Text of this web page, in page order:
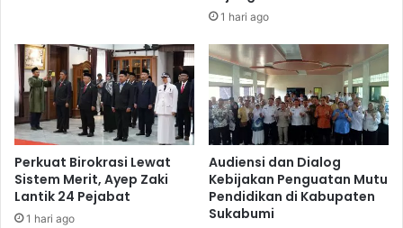
1 hari ago
Perkuat Birokrasi Lewat
Sistem Merit, Ayep Zaki
Lantik 24 Pejabat
1 hari ago
Audiensi dan Dialog
Kebijakan Penguatan Mutu
Pendidikan di Kabupaten
Sukabumi